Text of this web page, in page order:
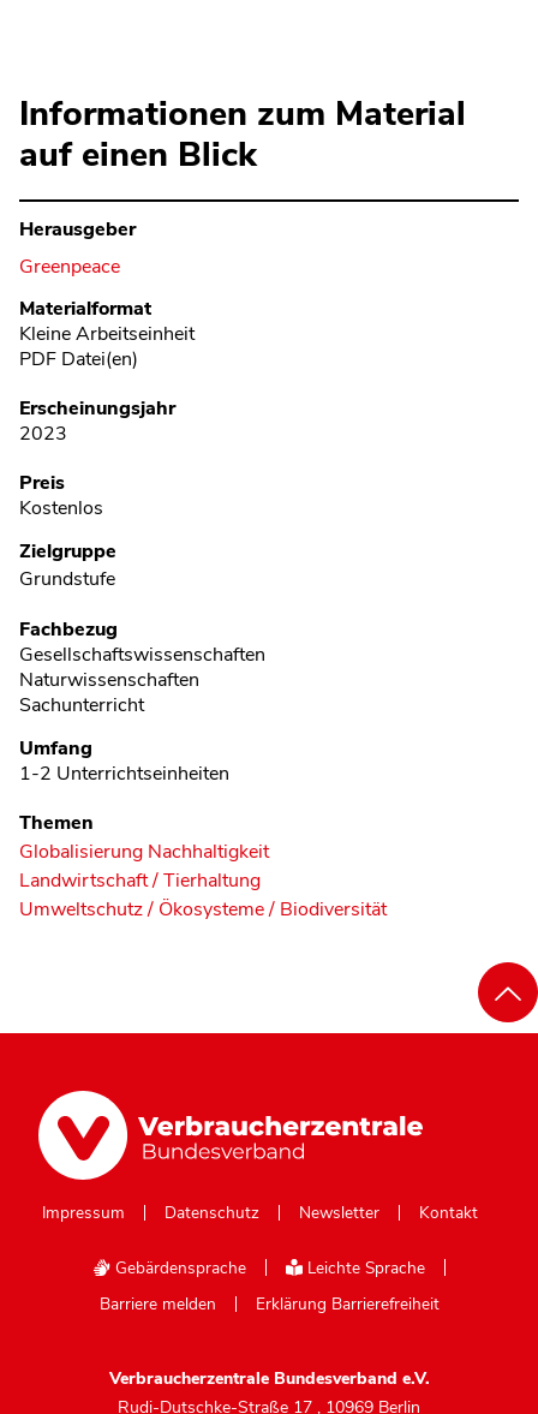
Informationen zum Material
auf einen Blick
Herausgeber
Greenpeace
Metadaten
Materialformat
Kleine Arbeitseinheit
PDF Datei(en)
Erscheinungsjahr
2023
Preis
Kostenlos
Zielgruppe
Grundstufe
Fachbezug
Gesellschaftswissenschaften
Naturwissenschaften
Sachunterricht
Umfang
1-2 Unterrichtseinheiten
Themen
Globalisierung Nachhaltigkeit
Landwirtschaft / Tierhaltung
Umweltschutz / Ökosysteme / Biodiversität
Impressum Datenschutz Newsletter Kontakt
Gebärdensprache
Leichte Sprache
Barriere melden
Erklärung Barrierefreiheit
Verbraucherzentrale Bundesverband e.V.
Rudi-Dutschke-Straße 17 , 10969 Berlin